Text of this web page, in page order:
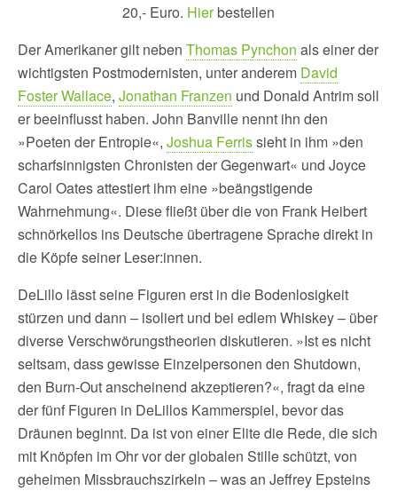
20,- Euro. Hierbestellen
Der Amerikaner gilt neben Thomas Pynchon als einer der
wichtigsten Postmodernisten, unter anderem David
Foster Wallace, Jonathan Franzen und Donald Antrim soll
er beeinflusst haben. John Banville nennt ihn den
»Poeten der Entropie«, Joshua Ferrissieht in ihm »den
scharfsinnigsten Chronisten der Gegenwart« und Joyce
Carol Oates attestiert ihm eine »beängstigende
Wahrnehmung«. Diese fließt über die von Frank Heibert
schnörkellos ins Deutsche übertragene Sprache direkt in
die Köpfe seiner Leser:innen.
DeLillo lässt seine Figuren erst in die Bodenlosigkeit
stürzen und dann – isoliert und bei edlem Whiskey – über
diverse Verschwörungstheorien diskutieren. »Ist es nicht
seltsam, dass gewisse Einzelpersonen den Shutdown,
den Burn-Out anscheinend akzeptieren?«, fragt da eine
der fünf Figuren in DeLillos Kammerspiel, bevor das
Dräunen beginnt. Da ist von einer Elite die Rede, die sich
mit Knöpfen im Ohr vor der globalen Stille schützt, von
geheimen Missbrauchszirkeln – was an Jeffrey Epsteins